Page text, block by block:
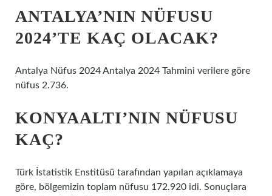
ANTALYA’NIN NÜFUSU
2024’TE KAÇ OLACAK?
Antalya Nüfus 2024 Antalya 2024 Tahmini verilere göre
nüfus 2.736.
KONYAALTI’NIN NÜFUSU
KAÇ?
Türk İstatistik Enstitüsü tarafından yapılan açıklamaya
göre, bölgemizin toplam nüfusu 172.920 idi. Sonuçlara